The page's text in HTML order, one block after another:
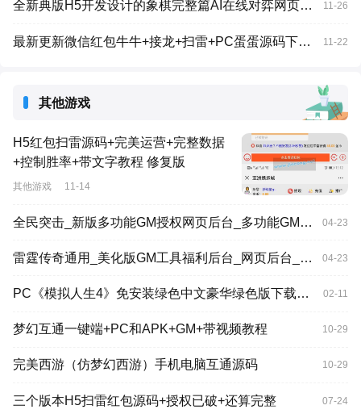
全新典版H5开发设计的象棋完整篇AI在线对弈网页页面象棋源码 11-26
最新更新微信红包牛牛+接龙+扫雷+PC蛋蛋源码下载带所有需要的安装组件加视频教程 11-22
其他游戏
H5红包扫雷源码+完美运营+完整数据
+控制胜率+带文字教程 修复版
其他游戏 11-14
全民突击_新版多功能GM授权网页后台_多功能GM网页后台工具 04-23
雷霆传奇通用_美化版GM工具福利后台_网页后台_最新打包整理_清理小号_GM工具_GM后台 04-23
PC《模拟人生4》免安装绿色中文豪华绿色版下载【整合全DLC包含最新雪境仙踪 全资料片 精品MOD】 02-11
梦幻互通一键端+PC和APK+GM+带视频教程 10-29
完美西游（仿梦幻西游）手机电脑互通源码 10-29
三个版本H5扫雷红包源码+授权已破+还算完整 07-24